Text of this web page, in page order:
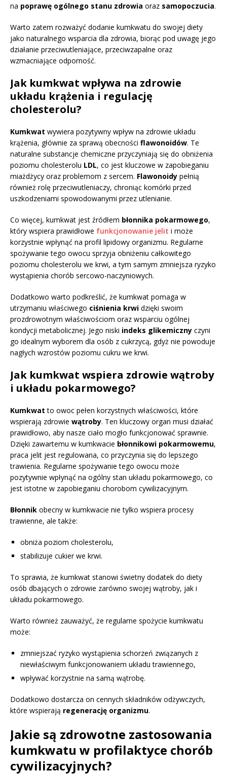
na poprawę ogólnego stanu zdrowia oraz samopoczucia.
Warto zatem rozważyć dodanie kumkwatu do swojej diety
jako naturalnego wsparcia dla zdrowia, biorąc pod uwagę jego
działanie przeciwutleniające, przeciwzapalne oraz
wzmacniające odporność.
Jak kumkwat wpływa na zdrowie
układu krążenia i regulację
cholesterolu?
Kumkwat wywiera pozytywny wpływ na zdrowie układu
krążenia, głównie za sprawą obecności flawonoidów. Te
naturalne substancje chemiczne przyczyniają się do obniżenia
poziomu cholesterolu LDL, co jest kluczowe w zapobieganiu
miażdżycy oraz problemom z sercem. Flawonoidy pełnią
również rolę przeciwutleniaczy, chroniąc komórki przed
uszkodzeniami spowodowanymi przez utlenianie.
Co więcej, kumkwat jest źródłem błonnika pokarmowego,
który wspiera prawidłowe funkcjonowanie jelit i może
korzystnie wpłynąć na profil lipidowy organizmu. Regularne
spożywanie tego owocu sprzyja obniżeniu całkowitego
poziomu cholesterolu we krwi, a tym samym zmniejsza ryzyko
wystąpienia chorób sercowo-naczyniowych.
Dodatkowo warto podkreślić, że kumkwat pomaga w
utrzymaniu właściwego ciśnienia krwi dzięki swoim
prozdrowotnym właściwościom oraz wsparciu ogólnej
kondycji metabolicznej. Jego niski indeks glikemiczny czyni
go idealnym wyborem dla osób z cukrzycą, gdyż nie powoduje
nagłych wzrostów poziomu cukru we krwi.
Jak kumkwat wspiera zdrowie wątroby
i układu pokarmowego?
Kumkwat to owoc pełen korzystnych właściwości, które
wspierają zdrowie wątroby. Ten kluczowy organ musi działać
prawidłowo, aby nasze ciało mogło funkcjonować sprawnie.
Dzięki zawartemu w kumkwacie błonnikowi pokarmowemu,
praca jelit jest regulowana, co przyczynia się do lepszego
trawienia. Regularne spożywanie tego owocu może
pozytywnie wpłynąć na ogólny stan układu pokarmowego, co
jest istotne w zapobieganiu chorobom cywilizacyjnym.
Błonnik obecny w kumkwacie nie tylko wspiera procesy
trawienne, ale także:
obniża poziom cholesterolu,
stabilizuje cukier we krwi.
To sprawia, że kumkwat stanowi świetny dodatek do diety
osób dbających o zdrowie zarówno swojej wątroby, jak i
układu pokarmowego.
Warto również zauważyć, że regularne spożycie kumkwatu
może:
zmniejszać ryzyko wystąpienia schorzeń związanych z
niewłaściwym funkcjonowaniem układu trawiennego,
wpływać korzystnie na samą wątrobę.
Dodatkowo dostarcza on cennych składników odżywczych,
które wspierają regenerację organizmu.
Jakie są zdrowotne zastosowania
kumkwatu w profilaktyce chorób
cywilizacyjnych?